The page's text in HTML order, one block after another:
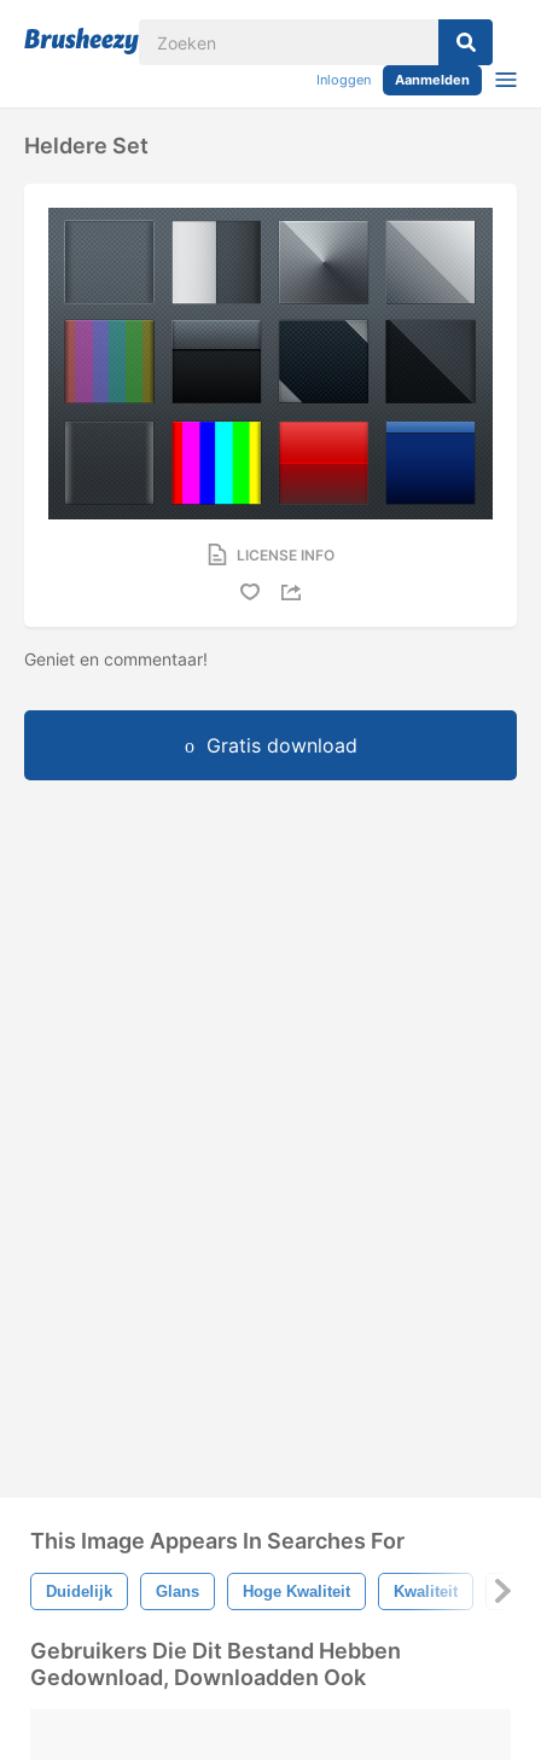
Inloggen Aanmelden
Heldere Set
LICENSE INFO
Geniet en commentaar!
Gratis download
This Image Appears In Searches For
Duidelijk Glans Hoge Kwaliteit Kwaliteit Hoog
Gebruikers Die Dit Bestand Hebben
Gedownload, Downloadden Ook